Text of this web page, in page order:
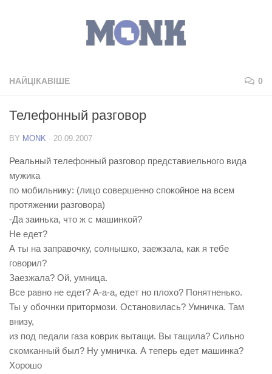
НАЙЦІКАВІШЕ 0
Телефонный разговор
BY MONK · 20.09.2007
Реальный телефонный разговор представиельного вида
мужика
по мобильнику: (лицо совершенно спокойное на всем
протяжении разговора)
-Да заинька, что ж с машинкой?
Не едет?
А ты на заправочку, солнышко, заежзала, как я тебе
говорил?
Заезжала? Ой, умница.
Все равно не едет? А-а-а, едет но плохо? Понятненько.
Ты у обочнки притормози. Остановилась? Умничка. Там
внизу,
из под педали газа коврик вытащи. Вы тащила? Сильно
скомканный был? Ну умничка. А теперь едет машинка?
Хорошо